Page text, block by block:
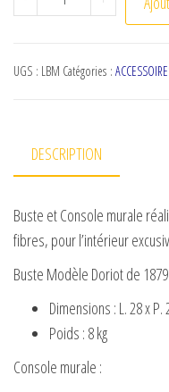
UGS : LBM Catégories :
DESCRIPTION
Buste et Console murale
fibres, pour l’intérieur
Buste Modèle Doriot de
Dimensions : L. 28 x P.
Poids : 8 kg
Console murale :